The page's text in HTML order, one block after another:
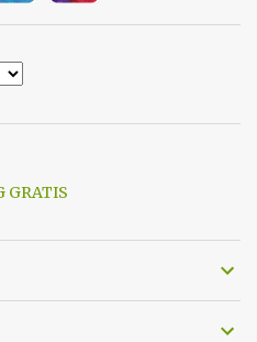
GRATIS